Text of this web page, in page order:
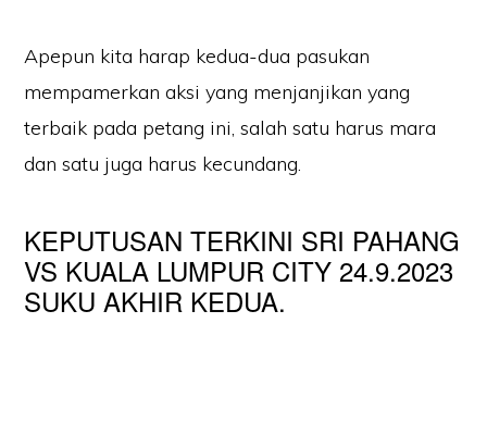
Apepun kita harap kedua-dua pasukan
mempamerkan aksi yang menjanjikan yang
terbaik pada petang ini, salah satu harus mara
dan satu juga harus kecundang.
KEPUTUSAN TERKINI SRI PAHANG
VS KUALA LUMPUR CITY 24.9.2023
SUKU AKHIR KEDUA.